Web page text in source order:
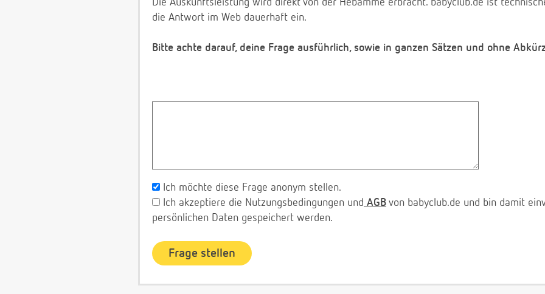
Die Auskunftsleistung wird direkt von der Hebamme erbracht. babyclub.de ist
die Antwort im Web dauerhaft ein.
Bitte achte darauf, deine Frage ausführlich, sowie in ganzen Sätzen und ohne
Ich möchte diese Frage anonym stellen.
Ich akzeptiere die Nutzungsbedingungen und AGB von babyclub.de und bin damit
persönlichen Daten gespeichert werden.